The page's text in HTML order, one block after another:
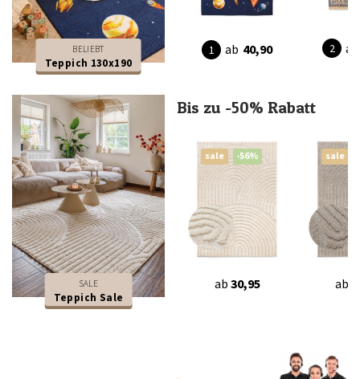
BELIEBT
Teppich 130x190
ab 40,90 ab
SALE
Teppich Sale
Bis zu -50% Rabatt
sale -56%
ab 30,95
sale
ab